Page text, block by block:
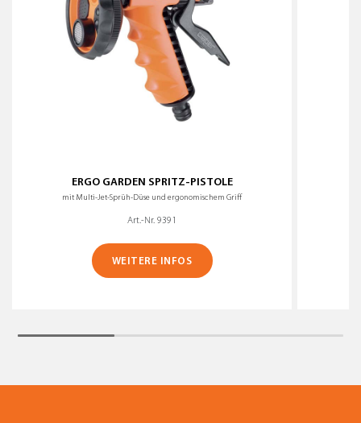
ERGO GARDEN SPRITZ-PISTOLE
mit Multi-Jet-Sprüh-Düse und ergonomischem Griff
Art.-Nr. 9391
WEITERE INFOS